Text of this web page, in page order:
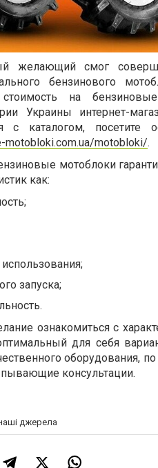
желающий смог
бензинового
на
Украины интернет-
с каталогом, посетите
motobloki.com.ua/motobloki/.
мотоблоки
как:
запуска;
ознакомиться с
для себя
оборудования,
консультации.
джерела